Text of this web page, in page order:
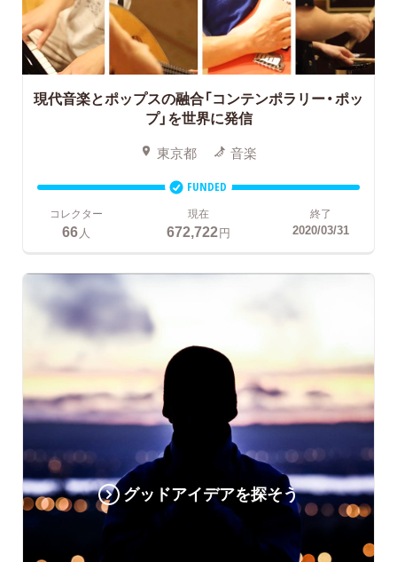
現代音楽とポップスの融合「コンテンポラリー・ポッ
プ」を世界に発信
東京都 音楽
FUNDED
コレクター
66 人
現在
672,722円
終了
2020/03/31
グッドアイデアを探そう